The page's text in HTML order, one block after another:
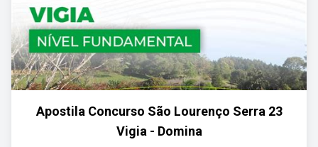
Apostila Concurso São Lourenço Serra 23
Vigia - Domina